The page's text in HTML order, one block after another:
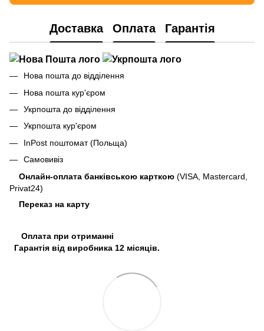
Доставка Оплата Гарантія
Нова пошта до відділення
Нова пошта кур'єром
Укрпошта до відділення
Укрпошта кур'єром
InPost поштомат (Польща)
Самовивіз
Онлайн-оплата банківською карткою (VISA, Mastercard,
Privat24)
Переказ на карту
Оплата при отриманні
Гарантія від виробника 12 місяців.